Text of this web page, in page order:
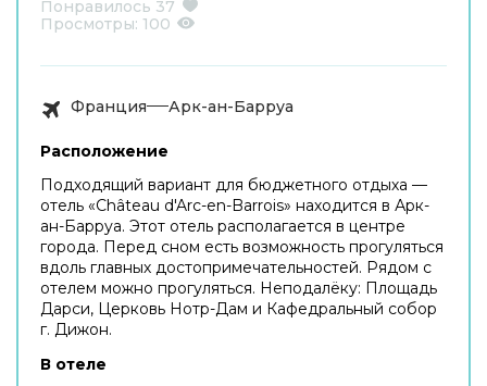
Понравилось 37
Просмотры: 100
Франция Арк-ан-Барруа
Расположение
Подходящий вариант для бюджетного отдыха —
отель «Château d'Arc-en-Barrois» находится в Арк-
ан-Барруа. Этот отель располагается в центре
города. Перед сном есть возможность прогуляться
вдоль главных достопримечательностей. Рядом с
отелем можно прогуляться. Неподалёку: Площадь
Дарси, Церковь Нотр-Дам и Кафедральный собор
г. Дижон.
В отеле